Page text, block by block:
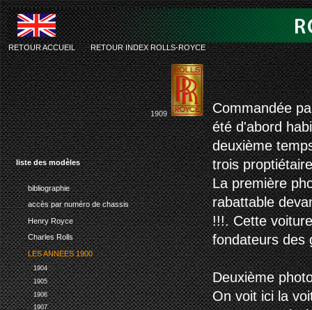
liste des modèles
bibliographie
accès par numéro de chassis
Henry Royce
Charles Rolls
LES ANNEES 1900
1904
1905
1906
1907
rolls-
RETOUR ACCUEIL-RETOUR INDEX ROLLS-ROYCE
1909
Commandée
été d'abord
deuxième
trois
La première
rabattable
!!!. Cette
fondateurs des
Deuxième
On voit ici la